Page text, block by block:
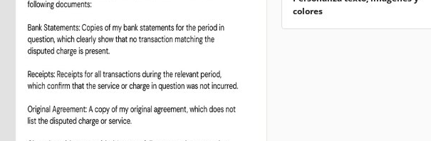
colores